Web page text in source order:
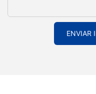
ENVIAR